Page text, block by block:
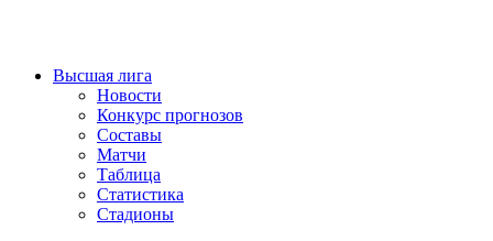
Высшая лига
Новости
Конкурс прогнозов
Составы
Матчи
Таблица
Статистика
Стадионы